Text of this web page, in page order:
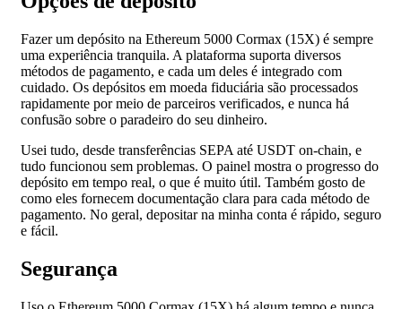
Fazer um depósito na Ethereum 5000 Cormax (15X) é sempre
uma experiência tranquila. A plataforma suporta diversos
métodos de pagamento, e cada um deles é integrado com
cuidado. Os depósitos em moeda fiduciária são processados
rapidamente por meio de parceiros verificados, e nunca há
confusão sobre o paradeiro do seu dinheiro.
Usei tudo, desde transferências SEPA até USDT on-chain, e
tudo funcionou sem problemas. O painel mostra o progresso do
depósito em tempo real, o que é muito útil. Também gosto de
como eles fornecem documentação clara para cada método de
pagamento. No geral, depositar na minha conta é rápido, seguro
e fácil.
Segurança